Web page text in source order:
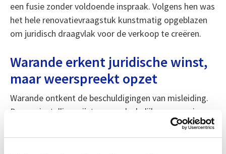
een fusie zonder voldoende inspraak. Volgens hen was
het hele renovatievraagstuk kunstmatig opgeblazen
om juridisch draagvlak voor de verkoop te creëren.
Warande erkent juridische winst,
maar weerspreekt opzet
Warande ontkent de beschuldigingen van misleiding.
De zorginstelling wijst op noodzakelijke aanpassingen
aan het complex en stelt dat renovatie of nieuwbouw
onvermijdelijk is om toekomstige woonkwaliteit en